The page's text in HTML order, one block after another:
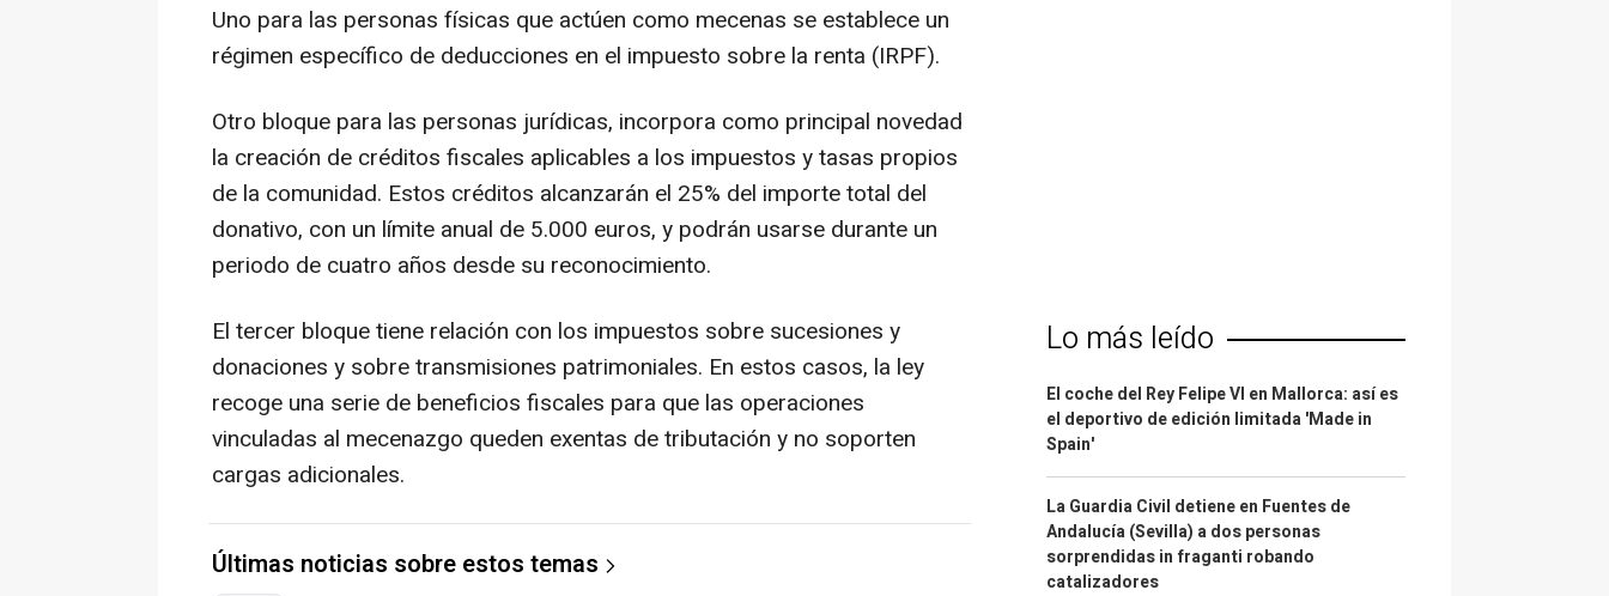
Uno para las personas físicas que actúen como mecenas se establece un
régimen específico de deducciones en el impuesto sobre la renta (IRPF).
Otro bloque para las personas jurídicas, incorpora como principal novedad
la creación de créditos fiscales aplicables a los impuestos y tasas propios
de la comunidad. Estos créditos alcanzarán el 25% del importe total del
donativo, con un límite anual de 5.000 euros, y podrán usarse durante un
periodo de cuatro años desde su reconocimiento.
El tercer bloque tiene relación con los impuestos sobre sucesiones y
donaciones y sobre transmisiones patrimoniales. En estos casos, la ley
recoge una serie de beneficios fiscales para que las operaciones
vinculadas al mecenazgo queden exentas de tributación y no soporten
cargas adicionales.
Últimas noticias sobre estos temas
Lo más leído
El coche del Rey Felipe VI en Mallorca: así es
el deportivo de edición limitada 'Made in
Spain'
La Guardia Civil detiene en Fuentes de
Andalucía (Sevilla) a dos personas
sorprendidas in fraganti robando
catalizadores